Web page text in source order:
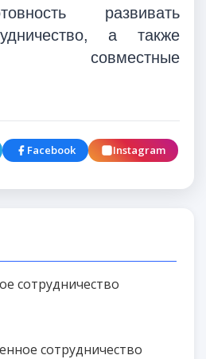
развивать
а также
совместные
Facebook Instagram
сотрудничество
сотрудничество